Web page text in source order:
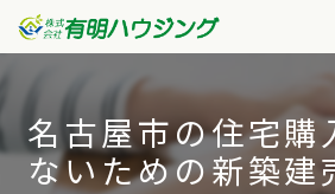
名古屋市の住宅購
ないための新築建